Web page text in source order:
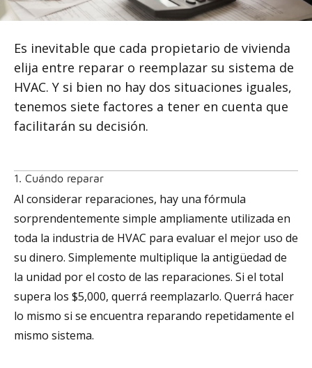
Es inevitable que cada propietario de vivienda
elija entre reparar o reemplazar su sistema de
HVAC. Y si bien no hay dos situaciones iguales,
tenemos siete factores a tener en cuenta que
facilitarán su decisión.
1. Cuándo reparar
Al considerar reparaciones, hay una fórmula
sorprendentemente simple ampliamente utilizada en
toda la industria de HVAC para evaluar el mejor uso de
su dinero. Simplemente multiplique la antigüedad de
la unidad por el costo de las reparaciones. Si el total
supera los $5,000, querrá reemplazarlo. Querrá hacer
lo mismo si se encuentra reparando repetidamente el
mismo sistema.